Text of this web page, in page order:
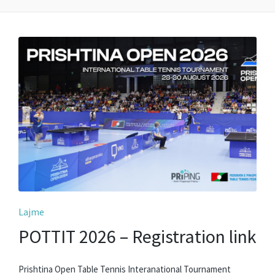
Posted
Lajme
POTTIT 2026 – Registration link
Prishtina Open Table Tennis Interanational Tournament